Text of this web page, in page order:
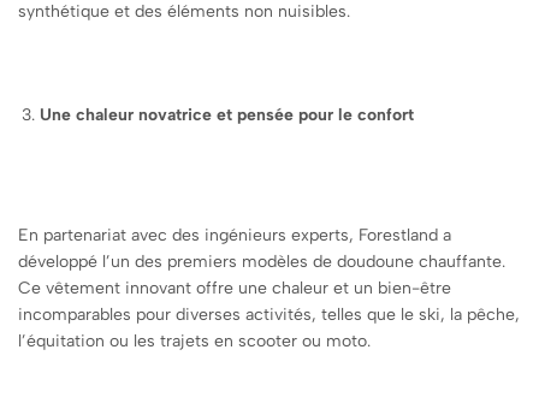
synthétique et des éléments non nuisibles.
Une chaleur novatrice et pensée pour le confort
En partenariat avec des ingénieurs experts, Forestland a
développé l’un des premiers modèles de doudoune chauffante.
Ce vêtement innovant offre une chaleur et un bien-être
incomparables pour diverses activités, telles que le ski, la pêche,
l’équitation ou les trajets en scooter ou moto.